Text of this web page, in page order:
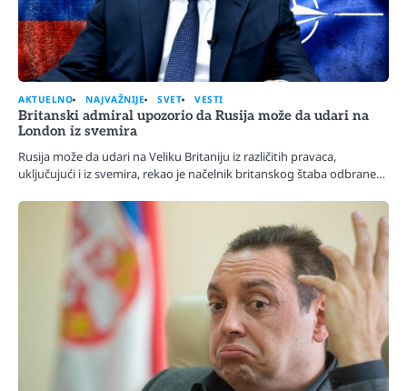
AKTUELNO NAJVAŽNIJE SVET VESTI
Britanski admiral upozorio da Rusija može da udari na
London iz svemira
Rusija može da udari na Veliku Britaniju iz različitih pravaca,
uključujući i iz svemira, rekao je načelnik britanskog štaba odbrane…